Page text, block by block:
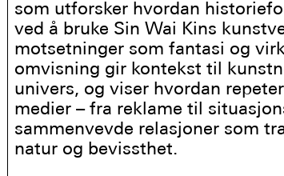
som utforsker hvordan
ved å bruke Sin Wai Kins
motsetninger som fantasi og
omvisning gir kontekst til
univers, og viser hvordan
medier – fra reklame til
sammenvevde relasjoner som
natur og bevissthet.